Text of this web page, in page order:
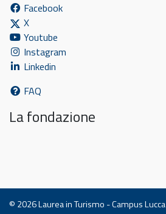
Facebook
X
Youtube
Instagram
Linkedin
FAQ
La fondazione
© 2026Laurea in Turismo - Campus Lucca